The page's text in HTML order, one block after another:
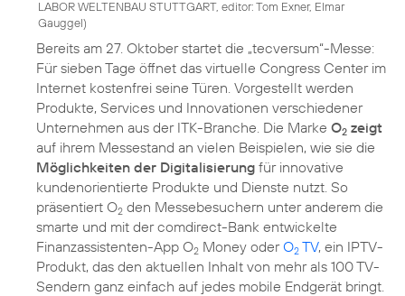
LABOR WELTENBAU STUTTGART, editor: Tom Exner, Elmar
Gauggel)
Bereits am 27. Oktober startet die „tecversum“-Messe:
Für sieben Tage öffnet das virtuelle Congress Center im
Internet kostenfrei seine Türen. Vorgestellt werden
Produkte, Services und Innovationen verschiedener
Unternehmen aus der ITK-Branche. Die Marke O2 zeigt
auf ihrem Messestand an vielen Beispielen, wie sie die
Möglichkeiten der Digitalisierung für innovative
kundenorientierte Produkte und Dienste nutzt. So
präsentiert O2 den Messebesuchern unter anderem die
smarte und mit der comdirect-Bank entwickelte
Finanzassistenten-App O2 Money oderO2 TV, ein IPTV-
Produkt, das den aktuellen Inhalt von mehr als 100 TV-
Sendern ganz einfach auf jedes mobile Endgerät bringt.